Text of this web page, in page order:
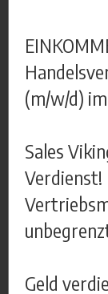
(m/w/d)
Sales
Verdienst!
Geld